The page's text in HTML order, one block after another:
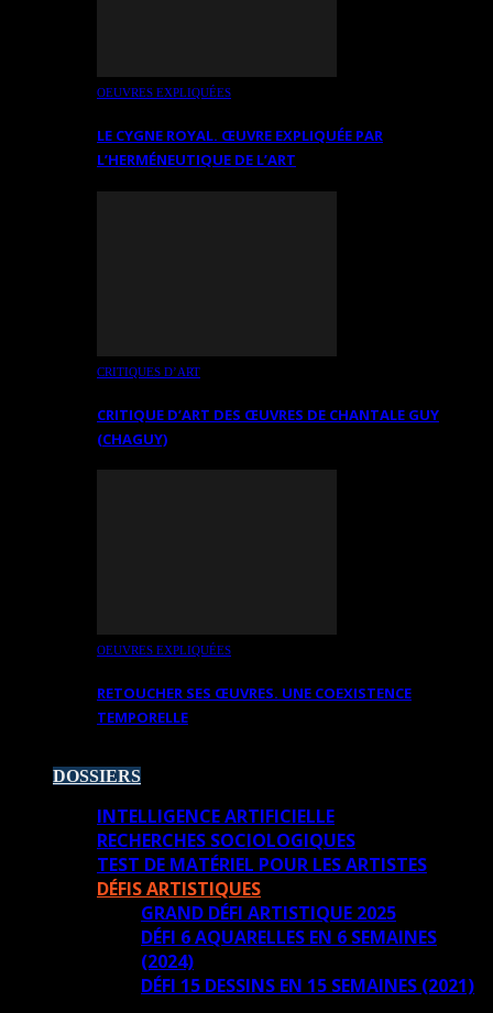
OEUVRES EXPLIQUÉES
LE CYGNE ROYAL. ŒUVRE EXPLIQUÉE PAR
L’HERMÉNEUTIQUE DE L’ART
CRITIQUES D’ART
CRITIQUE D’ART DES ŒUVRES DE CHANTALE GUY
(CHAGUY)
OEUVRES EXPLIQUÉES
RETOUCHER SES ŒUVRES. UNE COEXISTENCE
TEMPORELLE
DOSSIERS
INTELLIGENCE ARTIFICIELLE
RECHERCHES SOCIOLOGIQUES
TEST DE MATÉRIEL POUR LES ARTISTES
DÉFIS ARTISTIQUES
GRAND DÉFI ARTISTIQUE 2025
DÉFI 6 AQUARELLES EN 6 SEMAINES
(2024)
DÉFI 15 DESSINS EN 15 SEMAINES (2021)